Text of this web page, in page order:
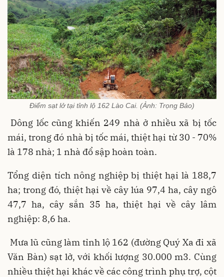
Điểm sạt lở tại tỉnh lộ 162 Lào Cai. (Ảnh: Trọng Bảo)
Dông lốc cũng khiến 249 nhà ở nhiều xã bị tốc
mái, trong đó nhà bị tốc mái, thiệt hại từ 30 - 70%
là 178 nhà; 1 nhà đổ sập hoàn toàn.
Tổng diện tích nông nghiệp bị thiệt hại là 188,7
ha; trong đó, thiệt hại về cây lúa 97,4 ha, cây ngô
47,7 ha, cây sắn 35 ha, thiệt hại về cây lâm
nghiệp: 8,6 ha.
Mưa lũ cũng làm tỉnh lộ 162 (đường Quý Xa đi xã
Văn Bàn) sạt lở, với khối lượng 30.000 m3. Cùng
nhiều thiệt hại khác về các công trình phụ trợ, cột